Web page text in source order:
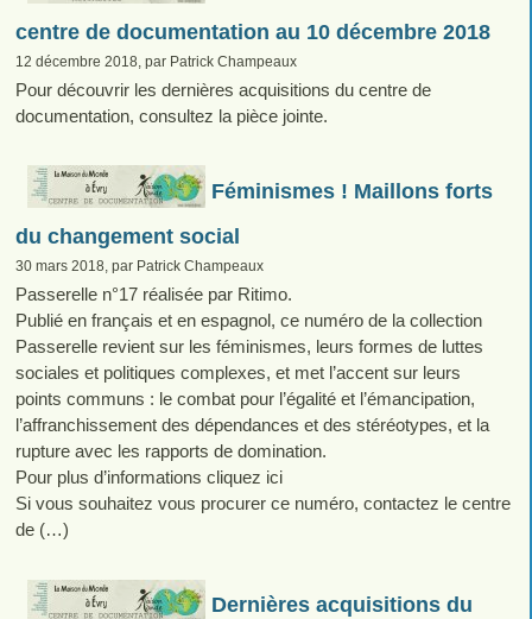
centre de documentation au 10 décembre 2018
12 décembre 2018, par Patrick Champeaux
Pour découvrir les dernières acquisitions du centre de
documentation, consultez la pièce jointe.
Féminismes ! Maillons forts
du changement social
30 mars 2018, par Patrick Champeaux
Passerelle n°17 réalisée par Ritimo.
Publié en français et en espagnol, ce numéro de la collection
Passerelle revient sur les féminismes, leurs formes de luttes
sociales et politiques complexes, et met l’accent sur leurs
points communs : le combat pour l’égalité et l’émancipation,
l’affranchissement des dépendances et des stéréotypes, et la
rupture avec les rapports de domination.
Pour plus d’informations cliquez ici
Si vous souhaitez vous procurer ce numéro, contactez le centre
de (…)
Dernières acquisitions du